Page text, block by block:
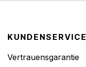
KUNDENSERVICE
Vertrauensgarantie